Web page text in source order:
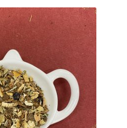
Voit
tehdä
valinnat
tuotteen